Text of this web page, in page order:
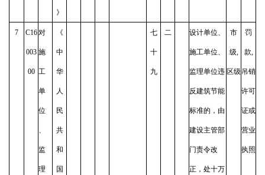
》
7 C16
003
00
对
施
工
单
位
、
监
理
《
中
华
人
民
共
和
国
七
十
九
二 设计单位、
施工单位、
监理单位违
反建筑节能
标准的，由
建设主管部
门责令改
正，处十万
市
级,
区级
罚
款,
吊销
许可
证或
营业
执照